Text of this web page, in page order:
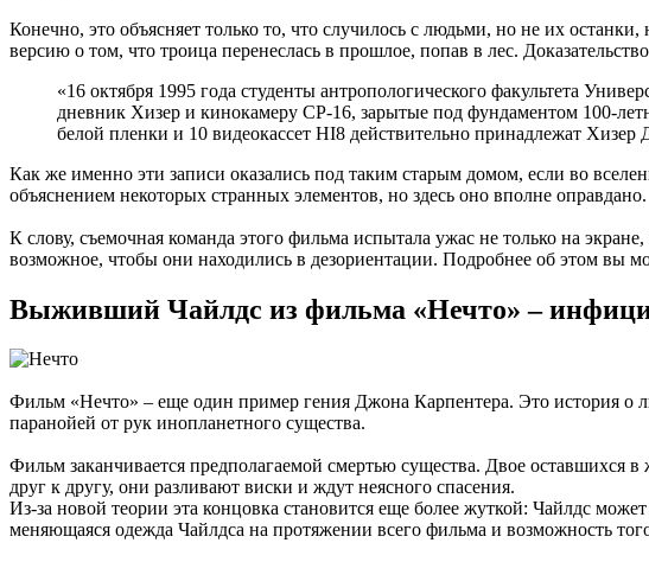
Конечно, это объясняет только то, что случилось с людьми, но не их
версию о том, что троица перенеслась в прошлое, попав в лес.
«16 октября 1995 года студенты антропологического факультета
дневник Хизер и кинокамеру CP-16, зарытые под фундаментом 100-
белой пленки и 10 видеокассет HI8 действительно принадлежат Хизер
Как же именно эти записи оказались под таким старым домом, если во
объяснением некоторых странных элементов, но здесь оно вполне оправдано.
К слову, съемочная команда этого фильма испытала ужас не только на
возможное, чтобы они находились в дезориентации. Подробнее об этом вы
Выживший Чайлдс из фильма «Нечто» –
Фильм «Нечто» – еще один пример гения Джона Карпентера. Это история о
паранойей от рук инопланетного существа.
Фильм заканчивается предполагаемой смертью существа. Двое оставшихся
друг к другу, они разливают виски и ждут неясного спасения.
Из-за новой теории эта концовка становится еще более жуткой: Чайлдс
меняющаяся одежда Чайлдса на протяжении всего фильма и возможность